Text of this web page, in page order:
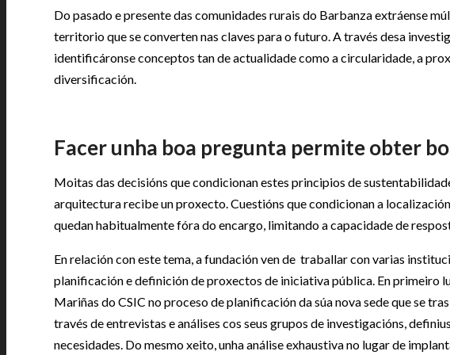
Do pasado e presente das comunidades rurais do Barbanza extráense
territorio que se converten nas claves para o futuro. A través desa
identificáronse conceptos tan de actualidade como a circularidade, a
diversificación.
Facer unha boa pregunta permite obter
Moitas das decisións que condicionan estes principios de
arquitectura recibe un proxecto. Cuestións que condicionan a
quedan habitualmente fóra do encargo, limitando a capacidade de
En relación con este tema, a fundación ven de traballar con varias
planificación e definición de proxectos de iniciativa pública. En primeiro
Mariñas do CSIC no proceso de planificación da súa nova sede que se
través de entrevistas e análises cos seus grupos de investigacións,
necesidades. Do mesmo xeito, unha análise exhaustiva no lugar de